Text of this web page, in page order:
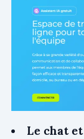
Le chat